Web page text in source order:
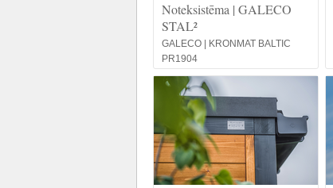
Noteksistēma | GALECO
STAL²
GALECO | KRONMAT BALTIC
PR1904